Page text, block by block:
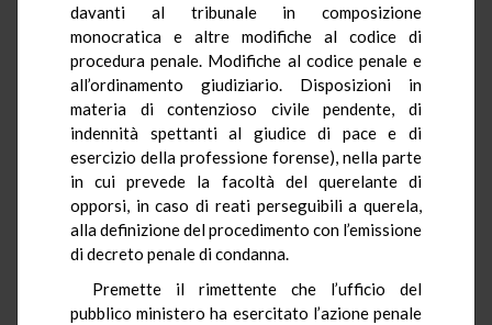
davanti al tribunale in composizione
monocratica e altre modifiche al codice di
procedura penale. Modifiche al codice penale e
all’ordinamento giudiziario. Disposizioni in
materia di contenzioso civile pendente, di
indennità spettanti al giudice di pace e di
esercizio della professione forense), nella parte
in cui prevede la facoltà del querelante di
opporsi, in caso di reati perseguibili a querela,
alla definizione del procedimento con l’emissione
di decreto penale di condanna.
Premette il rimettente che l’ufficio del
pubblico ministero ha esercitato l’azione penale